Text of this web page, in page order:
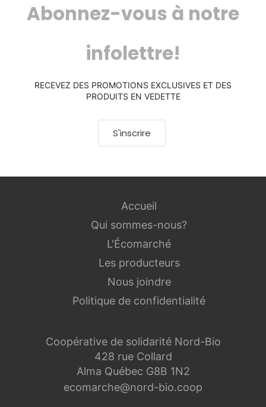
Abonnez-vous à notre
infolettre!
RECEVEZ DES PROMOTIONS EXCLUSIVES ET DES
PRODUITS EN VEDETTE
S'inscrire
Coopérative de solidarité Nord-Bio
428 rue Collard
Alma Québec G8B 1N2
ecomarche@nord-bio.coop
Accueil
Qui sommes-nous?
L'Écomarché
Les producteurs
Nous joindre
Politique de confidentialité